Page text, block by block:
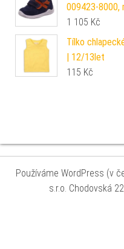
009423-8000,
1 105 Kč
Tílko
| 12/13let
115 Kč
Používáme WordPress (v
s.r.o. Chodovská